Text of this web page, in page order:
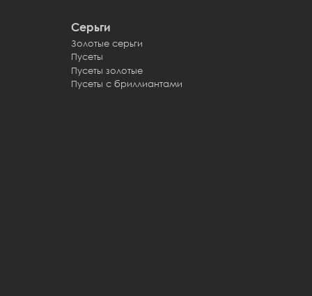
Серьги
Золотые серьги
Пусеты
Пусеты золотые
Пусеты с бриллиантами